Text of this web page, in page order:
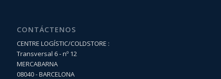
CONTÁCTENOS
CENTRE LOGÍSTIC/COLDSTORE :
Transversal 6 - nº 12
MERCABARNA
08040 - BARCELONA